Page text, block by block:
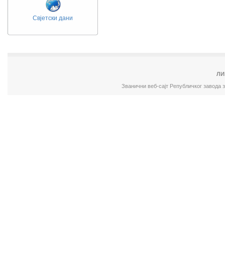
Свјетски дани
Званични веб-сајт Републичког